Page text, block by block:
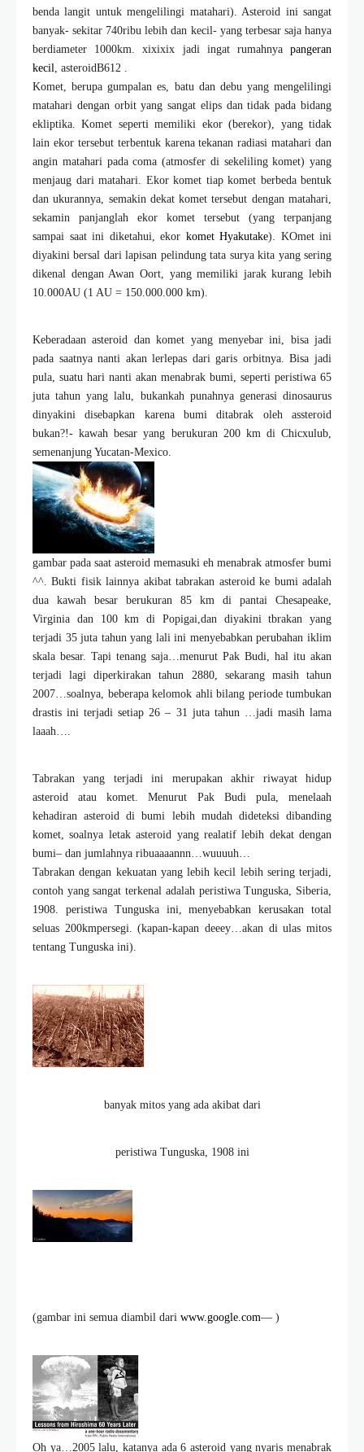
benda langit untuk mengelilingi matahari). Asteroid ini sangat
banyak- sekitar 740ribu lebih dan kecil- yang terbesar saja hanya
berdiameter 1000km. xixixix jadi ingat rumahnya pangeran
kecil, asteroidB612 .
Komet, berupa gumpalan es, batu dan debu yang mengelilingi
matahari dengan orbit yang sangat elips dan tidak pada bidang
ekliptika. Komet seperti memiliki ekor (berekor), yang tidak
lain ekor tersebut terbentuk karena tekanan radiasi matahari dan
angin matahari pada coma (atmosfer di sekeliling komet) yang
menjaug dari matahari. Ekor komet tiap komet berbeda bentuk
dan ukurannya, semakin dekat komet tersebut dengan matahari,
sekamin panjanglah ekor komet tersebut (yang terpanjang
sampai saat ini diketahui, ekor komet Hyakutake). KOmet ini
diyakini bersal dari lapisan pelindung tata surya kita yang sering
dikenal dengan Awan Oort, yang memiliki jarak kurang lebih
10.000AU (1 AU = 150.000.000 km).
Keberadaan asteroid dan komet yang menyebar ini, bisa jadi
pada saatnya nanti akan lerlepas dari garis orbitnya. Bisa jadi
pula, suatu hari nanti akan menabrak bumi, seperti peristiwa 65
juta tahun yang lalu, bukankah punahnya generasi dinosaurus
dinyakini disebapkan karena bumi ditabrak oleh assteroid
bukan?!- kawah besar yang berukuran 200 km di Chicxulub,
semenanjung Yucatan-Mexico.
gambar pada saat asteroid memasuki eh menabrak atmosfer bumi
^^. Bukti fisik lainnya akibat tabrakan asteroid ke bumi adalah
dua kawah besar berukuran 85 km di pantai Chesapeake,
Virginia dan 100 km di Popigai,dan diyakini tbrakan yang
terjadi 35 juta tahun yang lali ini menyebabkan perubahan iklim
skala besar. Tapi tenang saja…menurut Pak Budi, hal itu akan
terjadi lagi diperkirakan tahun 2880, sekarang masih tahun
2007…soalnya, beberapa kelomok ahli bilang periode tumbukan
drastis ini terjadi setiap 26 – 31 juta tahun …jadi masih lama
laaah….
Tabrakan yang terjadi ini merupakan akhir riwayat hidup
asteroid atau komet. Menurut Pak Budi pula, menelaah
kehadiran asteroid di bumi lebih mudah dideteksi dibanding
komet, soalnya letak asteroid yang realatif lebih dekat dengan
bumi– dan jumlahnya ribuaaaannn…wuuuuh…
Tabrakan dengan kekuatan yang lebih kecil lebih sering terjadi,
contoh yang sangat terkenal adalah peristiwa Tunguska, Siberia,
1908. peristiwa Tunguska ini, menyebabkan kerusakan total
seluas 200kmpersegi. (kapan-kapan deeey…akan di ulas mitos
tentang Tunguska ini).
banyak mitos yang ada akibat dari
peristiwa Tunguska, 1908 ini
(gambar ini semua diambil dari www.google.com— )
Oh ya…2005 lalu, katanya ada 6 asteroid yang nyaris menabrak